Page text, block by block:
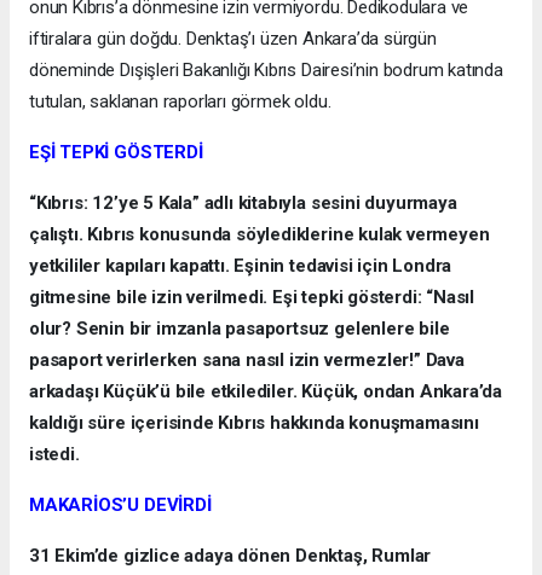
onun Kıbrıs’a dönmesine izin vermiyordu. Dedikodulara ve
iftiralara gün doğdu. Denktaş’ı üzen Ankara’da sürgün
döneminde Dışişleri Bakanlığı Kıbrıs Dairesi’nin bodrum katında
tutulan, saklanan raporları görmek oldu.
EŞİ TEPKİ GÖSTERDİ
“Kıbrıs: 12’ye 5 Kala” adlı kitabıyla sesini duyurmaya
çalıştı. Kıbrıs konusunda söylediklerine kulak vermeyen
yetkililer kapıları kapattı. Eşinin tedavisi için Londra
gitmesine bile izin verilmedi. Eşi tepki gösterdi: “Nasıl
olur? Senin bir imzanla pasaportsuz gelenlere bile
pasaport verirlerken sana nasıl izin vermezler!” Dava
arkadaşı Küçük’ü bile etkilediler. Küçük, ondan Ankara’da
kaldığı süre içerisinde Kıbrıs hakkında konuşmamasını
istedi.
MAKARİOS’U DEVİRDİ
31 Ekim’de gizlice adaya dönen Denktaş, Rumlar